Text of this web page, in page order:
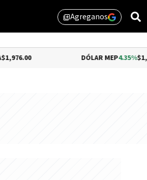
library_addAgreganos
4.35%$1,579.46